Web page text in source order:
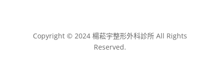
Copyright © 2024 楊菘宇整形外科診所 All Rights
Reserved.